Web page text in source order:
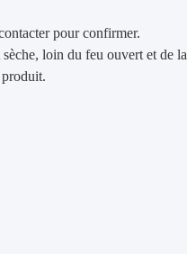
pour confirmer.
loin du feu ouvert et de la